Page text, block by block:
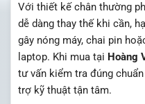
Với thiết kế chân thường
dễ dàng thay thế khi cần,
gây nóng máy, chai pin
laptop. Khi mua tại Hoàng
tư vấn kiểm tra đúng
trợ kỹ thuật tận tâm.